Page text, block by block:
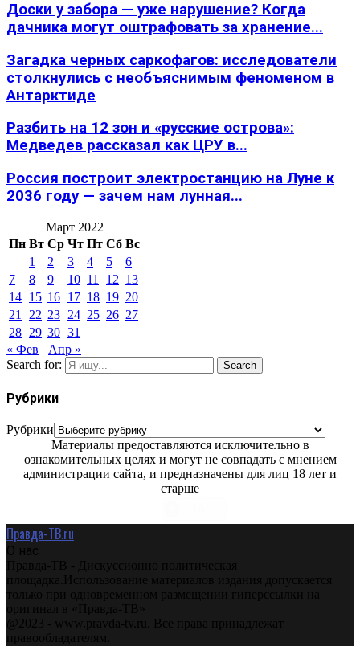
Доски у забора — уже нарушение? Когда
дачника могут оштрафовать за хранение...
Загадка черных саркофагов: исследователи
столкнулись с необъяснимым феноменом в
Антарктиде
Разбить на 12 зон и «русские острова»:
Медведев рассказал как ЦРУ в...
Россия построит электростанцию на Луне к
2036 году — зачем нам лунная...
Март 2022
Пн Вт Ср Чт Пт Сб Вс
1
2 3 4 5
6
7
8 9 10 11 12 13
14 15 16 17 18 19 20
21
22 23 24 25 26 27
28 29 30 31
« Фев
Апр »
Search for:
Search
Рубрики
Рубрики
Материалы предоставляются исключительно в
ознакомительных целях и могут не совпадать с мнением
администрации сайта, и предназначены для лиц 18 лет и
старше
Правда-ТВ.ru
О нас
Правда-ТВ - Дискуссионно политическая
площадка.Использование материалов издания допускается
только при одновременном размещении гиперссылки на
оригинал в «Правда-ТВ»
@2023 - www.pravda-tv.ru. Все права принадлежат
правообладателям.